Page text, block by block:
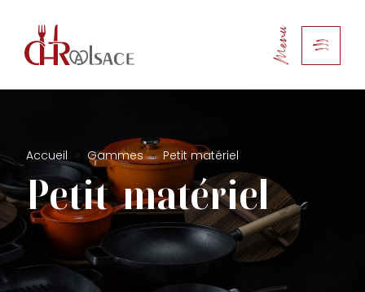
Menu
Accueil » Gammes » Petit matériel
Petit matériel